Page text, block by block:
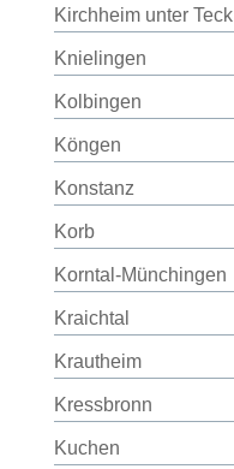
Kirchheim unter Teck
Knielingen
Kolbingen
Köngen
Konstanz
Korb
Korntal-Münchingen
Kraichtal
Krautheim
Kressbronn
Kuchen